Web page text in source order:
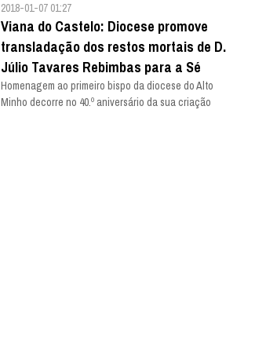
2018-01-07 01:27
Viana do Castelo: Diocese promove
transladação dos restos mortais de D.
Júlio Tavares Rebimbas para a Sé
Homenagem ao primeiro bispo da diocese do Alto
Minho decorre no 40.º aniversário da sua criação